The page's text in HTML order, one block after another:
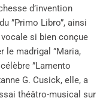
d’invention
”Primo Libro”, ainsi
si bien conçue
le madrigal ”Maria,
”Lamento
G. Cusick, elle, a
théâtro-musical sur